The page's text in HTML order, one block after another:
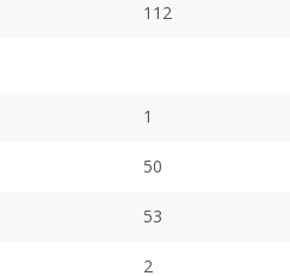
112
1
50
53
2